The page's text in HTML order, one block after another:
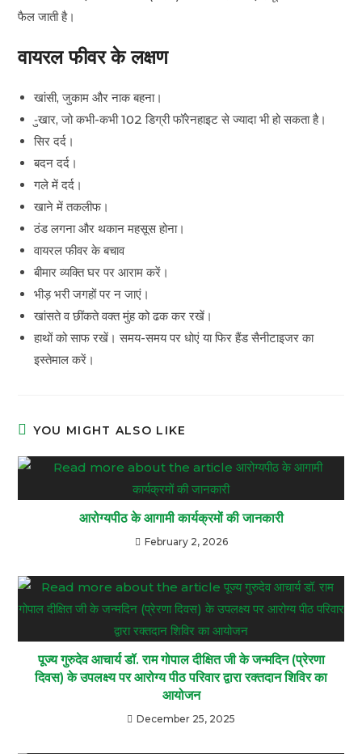
फैल जाती है।
वायरल फीवर के लक्षण
खांसी, जुकाम और नाक बहना।
-ुखार, जो कभी-कभी 102 डिग्री फॉरेनहाइट से ज्यादा भी हो सकता है।
सिर दर्द।
बदन दर्द।
गले में दर्द।
खाने में तकलीफ।
ठंड लगना और थकान महसूस होना।
वायरल फीवर के बचाव
बीमार व्यक्ति घर पर आराम करें।
भीड़ भरी जगहों पर न जाएं।
खांसते व छींकते वक्त मुंह को ढक कर रखें।
हाथों को साफ रखें। समय-समय पर धोएं या फिर हैंड सैनीटाइजर का
इस्तेमाल करें।
YOU MIGHT ALSO LIKE
आरोग्यपीठ के आगामी कार्यक्रमों की जानकारी
February 2, 2026
पूज्य गुरुदेव आचार्य डॉ. राम गोपाल दीक्षित जी के जन्मदिन (प्रेरणा
दिवस) के उपलक्ष्य पर आरोग्य पीठ परिवार द्वारा रक्तदान शिविर का
आयोजन
December 25, 2025